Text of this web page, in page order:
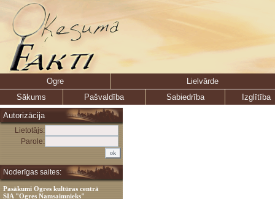
Ogre
Lielvārde
Sākums
Pašvaldība Sabiedrība
Izglītība
Autorizācija
Lietotājs:
Parole:
Noderīgas saites:
Pasākumi Ogres kultūras centrā
SIA "Ogres Namsaimnieks"